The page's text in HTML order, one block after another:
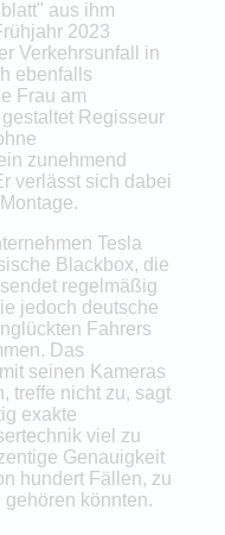
aus ihm
2023
Verkehrsunfall in
ebenfalls
Frau am
Regisseur
zunehmend
verlässt sich dabei
Tesla
Blackbox, die
regelmäßig
jedoch deutsche
Fahrers
Das
seinen Kameras
treffe nicht zu, sagt
exakte
viel zu
Genauigkeit
hundert Fällen, zu
könnten.